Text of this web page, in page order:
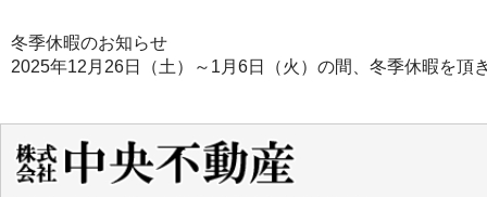
冬季休暇のお知らせ
2025年12月26日（土）～1月6日（火）の間、冬季休暇を頂